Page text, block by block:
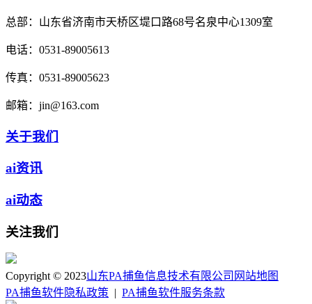
总部： 山东省济南市天桥区堤口路68号名泉中心1309室
电话： 0531-89005613
传真： 0531-89005623
邮箱： jin@163.com
关于我们
ai资讯
ai动态
关注我们
Copyright © 2023山东PA捕鱼信息技术有限公司 网站地图
PA捕鱼软件隐私政策
PA捕鱼软件服务条款